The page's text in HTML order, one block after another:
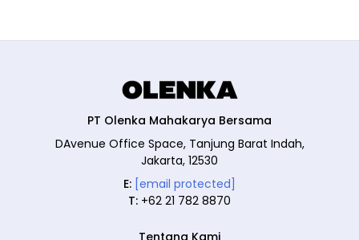
PT Olenka Mahakarya Bersama
DAvenue Office Space, Tanjung Barat Indah,
Jakarta, 12530
E: [email protected]
T: +62 21 782 8870
Tentang Kami